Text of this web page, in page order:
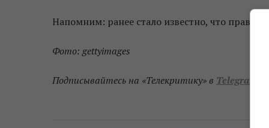
Напомним: ранее стало известно, что права на
Фото: gettyimages
Подписывайтесь на «Телекритику» в Telegram